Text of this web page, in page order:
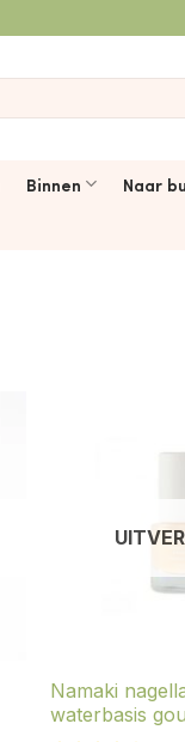
Binnen Naar
Namaki
waterbasis